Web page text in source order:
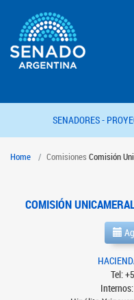
SENADORES -
Home Comisiones Comisión
COMISIÓN
Tel: